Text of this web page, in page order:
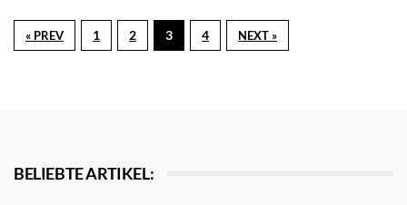
« PREV 1 2 3 4 NEXT »
BELIEBTE ARTIKEL: